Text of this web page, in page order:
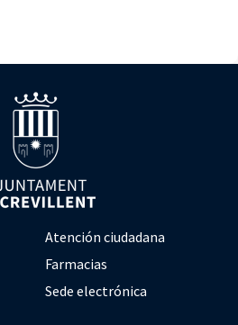
Atención ciudadana
Farmacias
Sede electrónica